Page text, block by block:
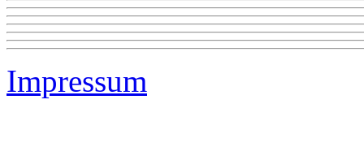
Impressum